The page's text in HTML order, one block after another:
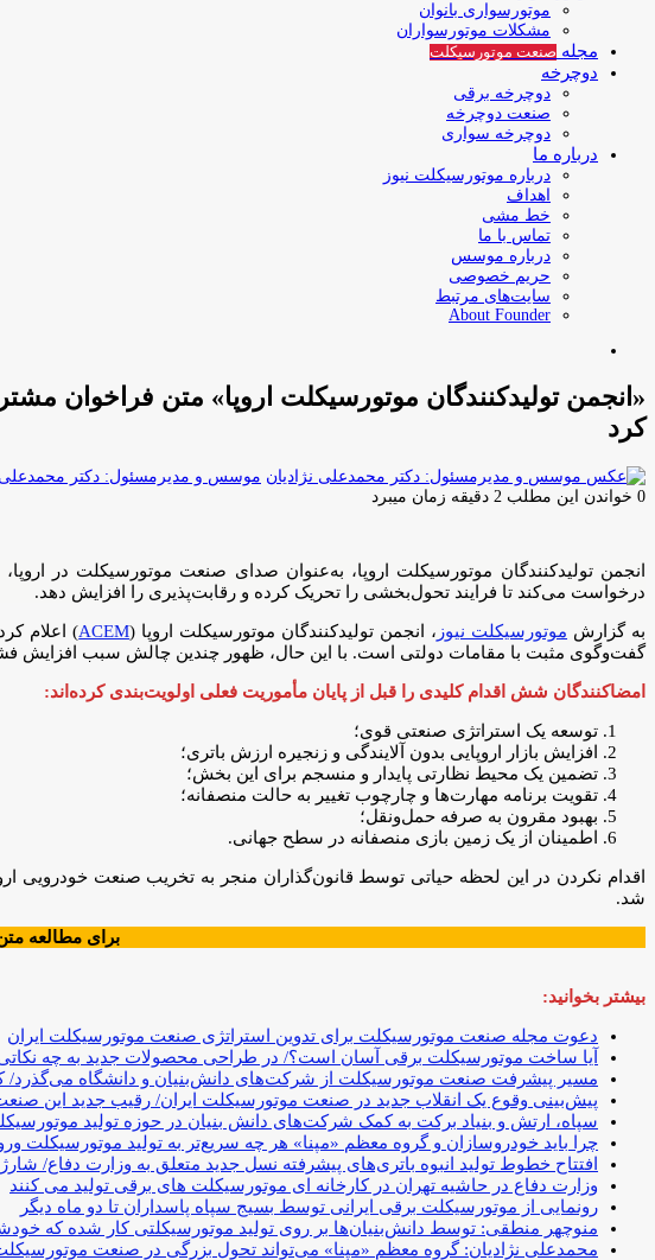
موتورسواری بانوان
مشکلات موتورسواران
مجله صنعت موتورسیکلت
دوچرخه
دوچرخه برقی
صنعت دوچرخه
دوچرخه سواری
درباره ما
درباره موتورسیکلت نیوز
اهداف
خط مشی
تماس با ما
درباره موسس
حریم خصوصی
سایت‌های مرتبط
About Founder
«انجمن تولیدکنندگان موتورسیکلت اروپا» متن فراخوان
کرد
موسس و مدیرمسئول: دکتر محمدعلی
0 خواندن این مطلب 2 دقیقه زمان میبرد
انجمن تولیدکنندگان موتورسیکلت اروپا، به‌عنوان صدای صنعت موتورسیکلت در
درخواست می‌کند تا فرایند تحول‌بخشی را تحریک کرده و رقابت‌پذیری را افزایش دهد.
به گزارش موتورسیکلت نیوز ، انجمن تولیدکنندگان موتورسیکلت اروپا (ACEM) اعلام
گفت‌وگوی مثبت با مقامات دولتی است. با این حال، ظهور چندین چالش سبب افزایش
امضاکنندگان شش اقدام کلیدی را قبل از پایان مأموریت فعلی اولویت‌بندی کرده‌اند:
توسعه یک استراتژی صنعتی قوی؛
افزایش بازار اروپایی بدون آلایندگی و زنجیره ارزش باتری؛
تضمین یک محیط نظارتی پایدار و منسجم برای این بخش؛
تقویت برنامه مهارت‌ها و چارچوب تغییر به حالت منصفانه؛
بهبود مقرون به صرفه حمل‌ونقل؛
اطمینان از یک زمین بازی منصفانه در سطح جهانی.
شد.
برای مطالعه
بیشتر بخوانید:
دعوت مجله صنعت موتورسیکلت برای تدوین استراتژی صنعت موتورسیکلت ایران
آیا ساخت موتورسیکلت برقی آسان است؟/ در طراحی محصولات جدید به چه نکاتی
مسیر پیشرفت صنعت موتورسیکلت از شرکت‌های دانش‌بنیان و دانشگاه می‌گذرد/
پیش‌بینی وقوع یک انقلاب جدید در صنعت موتورسیکلت ایران/ رقیب جدید این
سپاه، ارتش و بنیاد برکت به کمک شرکت‌های دانش بنیان در حوزه تولید
چرا باید خودروسازان و گروه معظم «مپنا» هر چه سریع‌تر به تولید موتورسیکلت
افتتاح خطوط تولید انبوه باتری‌‌های پیشرفته نسل جدید متعلق به وزارت دفاع/
وزارت دفاع در حاشیه تهران در کارخانه ای موتورسیکلت های برقی تولید می کنند
رونمایی از موتورسیکلت برقی ایرانی توسط بسیج سپاه پاسداران تا دو ماه دیگر
منوچهر منطقی: توسط دانش‌بنیان‌ها بر روی تولید موتورسیکلتی کار شده که
محمدعلی نژادیان: گروه معظم «مپنا» می‌تواند تحول بزرگی در صنعت موتورسیکلت